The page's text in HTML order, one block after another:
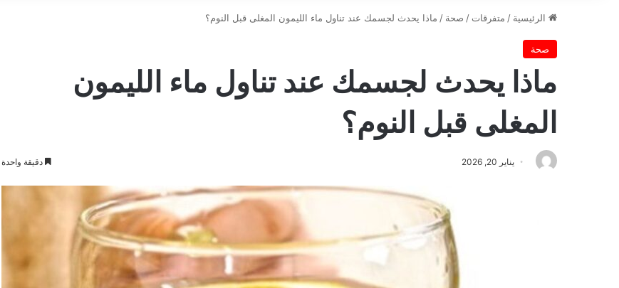
الرئيسية / متفرقات / صحة / ماذا يحدث لجسمك عند تناول ماء الليمون المغلى قبل النوم؟
صحة
ماذا يحدث لجسمك عند تناول ماء الليمون
المغلى قبل النوم؟
يناير 20, 2026 دقيقة واحدة